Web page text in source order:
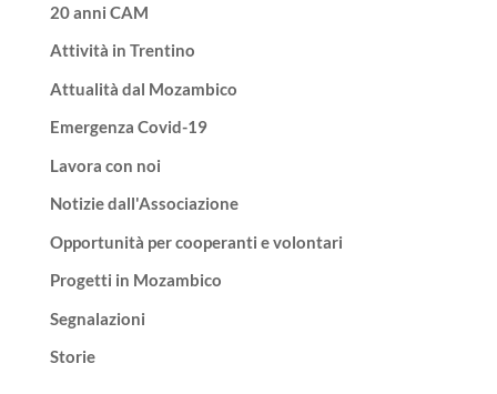
20 anni CAM
Attività in Trentino
Attualità dal Mozambico
Emergenza Covid-19
Lavora con noi
Notizie dall'Associazione
Opportunità per cooperanti e volontari
Progetti in Mozambico
Segnalazioni
Storie